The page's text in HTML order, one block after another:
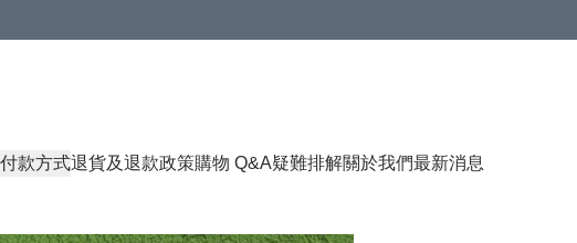
付款方式退貨及退款政策購物 Q&A疑難排解關於我們最新消息